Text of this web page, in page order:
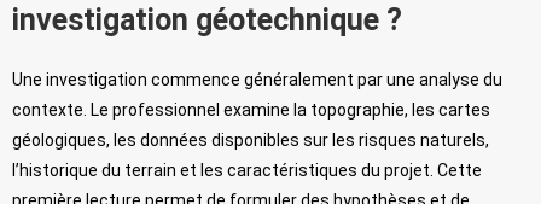
investigation géotechnique ?
Une investigation commence généralement par une analyse du
contexte. Le professionnel examine la topographie, les cartes
géologiques, les données disponibles sur les risques naturels,
l’historique du terrain et les caractéristiques du projet. Cette